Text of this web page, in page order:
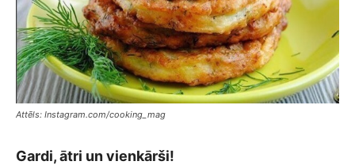
Attēls: Instagram.com/cooking_mag
Gardi, ātri un vienkārši!